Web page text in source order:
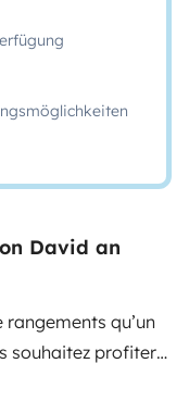
David an
rangements qu’un
souhaitez profiter
ses contraintes